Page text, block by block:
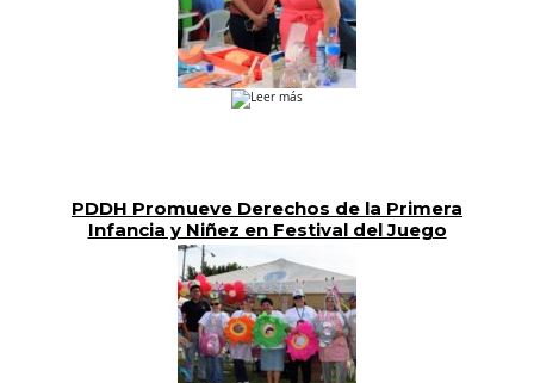
Leer más
PDDH Promueve Derechos de la Primera
Infancia y Niñez en Festival del Juego